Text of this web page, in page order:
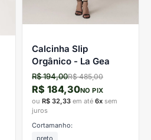
Calcinha Slip
Orgânico - La Gea
R$ 194,00R$ 485,00
R$ 184,30NO PIX
ou R$ 32,33 em até 6x sem
juros
Cortamanho:
preto